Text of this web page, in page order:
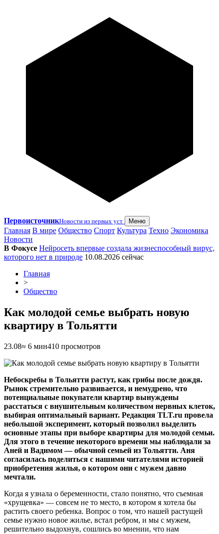
ПервоисточникНовости из первых уст Меню
Главная В мире Общество Спорт Культура Техно Экономика
Новости
В Фокусе Нейросеть впервые создала жизнеспособный вирус,
которого нет в природе 10.08.2026 сейчас
Главная
>
Общество
Как молодой семье выбрать новую
квартиру в Тольятти
23.08≈ 6 мин410 просмотров
Небоскребы в Тольятти растут, как грибы после дождя.
Рынок стремительно развивается, и немудрено, что
потенциальные покупатели квартир вынуждены
расстаться с внушительным количеством нервных клеток,
выбирая оптимальный вариант. Редакция TLT.ru провела
небольшой эксперимент, который позволил выделить
основные этапы при выборе квартиры для молодой семьи.
Для этого в течение некоторого времени мы наблюдали за
Аней и Вадимом — обычной семьей из Тольятти. Аня
согласилась поделиться с нашими читателями историей
приобретения жилья, о котором они с мужем давно
мечтали.
Когда я узнала о беременности, стало понятно, что съемная
«хрущевка» — совсем не то место, в котором я хотела бы
растить своего ребенка. Вопрос о том, что нашей растущей
семье нужно новое жилье, встал ребром, и мы с мужем,
решительно выдохнув, сошлись во мнении, что нам